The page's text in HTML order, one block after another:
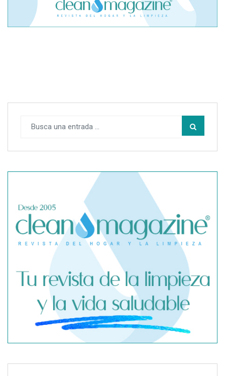
El cofundador de Noctorial adquiere Amadeux para
SegurChollo advierte de los límites del seguro médico
privado ante un contagio de hantavirus fuera de España